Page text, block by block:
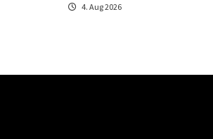
4. Aug 2026